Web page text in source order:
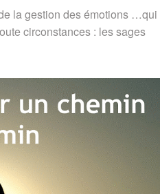
la gestion des émotions …qui
circonstances : les sages